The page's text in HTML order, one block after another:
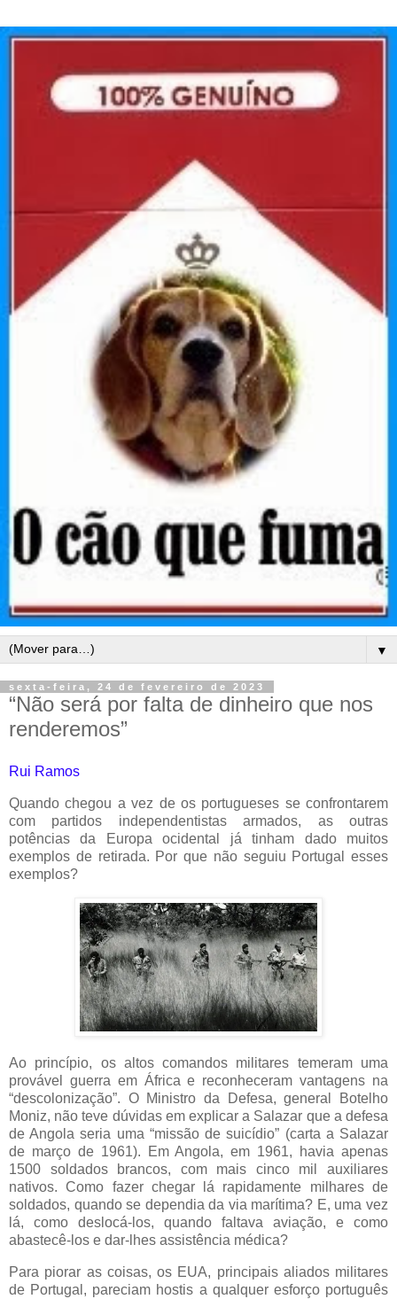
▼
sexta-feira, 24 de fevereiro de 2023
“Não será por falta de dinheiro que nos
renderemos”
Rui Ramos
Quando chegou a vez de os portugueses se confrontarem
com partidos independentistas armados, as outras
potências da Europa ocidental já tinham dado muitos
exemplos de retirada. Por que não seguiu Portugal esses
exemplos?
Ao princípio, os altos comandos militares temeram uma
provável guerra em África e reconheceram vantagens na
“descolonização”. O Ministro da Defesa, general Botelho
Moniz, não teve dúvidas em explicar a Salazar que a defesa
de Angola seria uma “missão de suicídio” (carta a Salazar
de março de 1961). Em Angola, em 1961, havia apenas
1500 soldados brancos, com mais cinco mil auxiliares
nativos. Como fazer chegar lá rapidamente milhares de
soldados, quando se dependia da via marítima? E, uma vez
lá, como deslocá-los, quando faltava aviação, e como
abastecê-los e dar-lhes assistência médica?
Para piorar as coisas, os EUA, principais aliados militares
de Portugal, pareciam hostis a qualquer esforço português